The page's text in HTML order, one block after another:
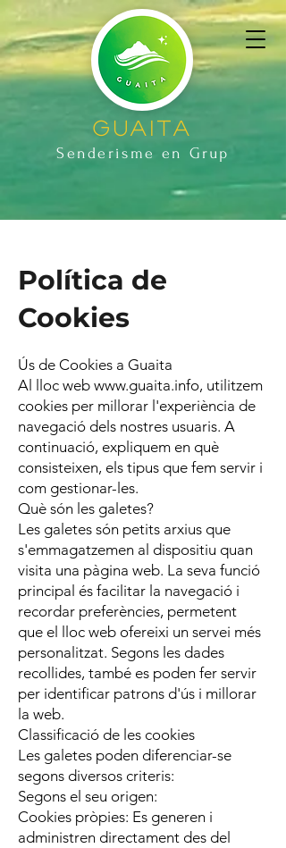
Guaita
Senderisme en Grup
Política de
Cookies
Ús de Cookies a Guaita
Al lloc web www.guaita.info, utilitzem
cookies per millorar l'experiència de
navegació dels nostres usuaris. A
continuació, expliquem en què
consisteixen, els tipus que fem servir i
com gestionar-les.
Què són les galetes?
Les galetes són petits arxius que
s'emmagatzemen al dispositiu quan
visita una pàgina web. La seva funció
principal és facilitar la navegació i
recordar preferències, permetent
que el lloc web ofereixi un servei més
personalitzat. Segons les dades
recollides, també es poden fer servir
per identificar patrons d'ús i millorar
la web.
Classificació de les cookies
Les galetes poden diferenciar-se
segons diversos criteris:
Segons el seu origen:
Cookies pròpies: Es generen i
administren directament des del